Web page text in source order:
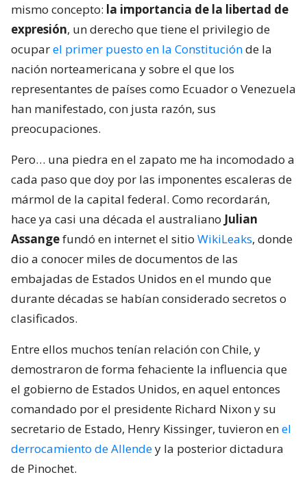
mismo concepto: la importancia de la libertad de
expresión, un derecho que tiene el privilegio de
ocuparel primer puesto en la Constituciónde la
nación norteamericana y sobre el que los
representantes de países como Ecuador o Venezuela
han manifestado, con justa razón, sus
preocupaciones.
Pero… una piedra en el zapato me ha incomodado a
cada paso que doy por las imponentes escaleras de
mármol de la capital federal. Como recordarán,
hace ya casi una década el australiano Julian
Assangefundó en internet el sitio WikiLeaks, donde
dio a conocer miles de documentos de las
embajadas de Estados Unidos en el mundo que
durante décadas se habían considerado secretos o
clasificados.
Entre ellos muchos tenían relación con Chile, y
demostraron de forma fehaciente la influencia que
el gobierno de Estados Unidos, en aquel entonces
comandado por el presidente Richard Nixon y su
secretario de Estado, Henry Kissinger, tuvieron enel
derrocamiento de Allendey la posterior dictadura
de Pinochet.